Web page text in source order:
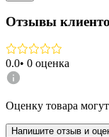
Отзывы
0.0• 0 оценка
Оценку товара
Напишите отзыв и